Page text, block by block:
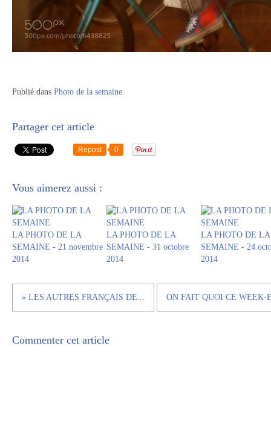
Publié dans Photo de la semaine
Partager cet article
Repost 0
Vous aimerez aussi :
LA PHOTO DE LA
SEMAINE - 21 novembre
2014
LA PHOTO DE LA
SEMAINE - 31 octobre
2014
LA PHOTO DE LA
SEMAINE - 24
2014
« LES AUTRES FRANÇAIS DE... ON FAIT QUOI CE WEEK-
Commenter cet article